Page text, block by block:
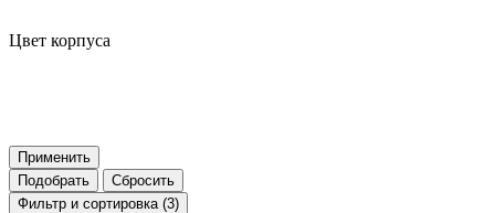
Цвет корпуса
Применить
Подобрать
Сбросить
Фильтр и сортировка (3)